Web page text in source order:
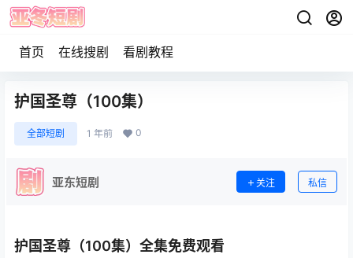
首页 在线搜剧 看剧教程
护国圣尊（100集）
全部短剧 1 年前 0
亚东短剧 关注 私信
护国圣尊（100集）全集免费观看